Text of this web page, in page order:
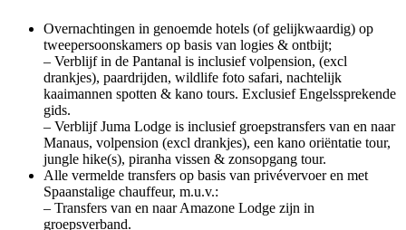
Overnachtingen in genoemde hotels (of gelijkwaardig) op
tweepersoonskamers op basis van logies & ontbijt;
– Verblijf in de Pantanal is inclusief volpension, (excl
drankjes), paardrijden, wildlife foto safari, nachtelijk
kaaimannen spotten & kano tours. Exclusief Engelssprekende
gids.
– Verblijf Juma Lodge is inclusief groepstransfers van en naar
Manaus, volpension (excl drankjes), een kano oriëntatie tour,
jungle hike(s), piranha vissen & zonsopgang tour.
Alle vermelde transfers op basis van privévervoer en met
Spaanstalige chauffeur, m.u.v.:
– Transfers van en naar Amazone Lodge zijn in
groepsverband.